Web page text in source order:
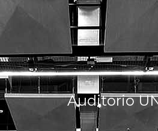
Auditorio